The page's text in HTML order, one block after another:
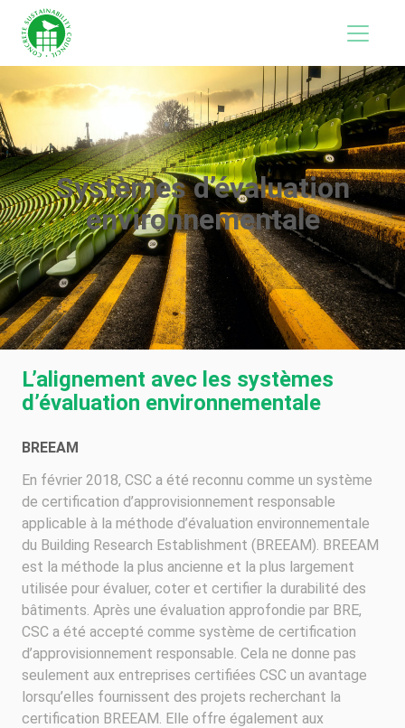
Systèmes d’évaluation
environnementale
L’alignement avec les systèmes
d’évaluation environnementale
BREEAM
En février 2018, CSC a été reconnu comme un système
de certification d’approvisionnement responsable
applicable à la méthode d’évaluation environnementale
du Building Research Establishment (BREEAM). BREEAM
est la méthode la plus ancienne et la plus largement
utilisée pour évaluer, coter et certifier la durabilité des
bâtiments. Après une évaluation approfondie par BRE,
CSC a été accepté comme système de certification
d’approvisionnement responsable. Cela ne donne pas
seulement aux entreprises certifiées CSC un avantage
lorsqu’elles fournissent des projets recherchant la
certification BREEAM. Elle offre également aux